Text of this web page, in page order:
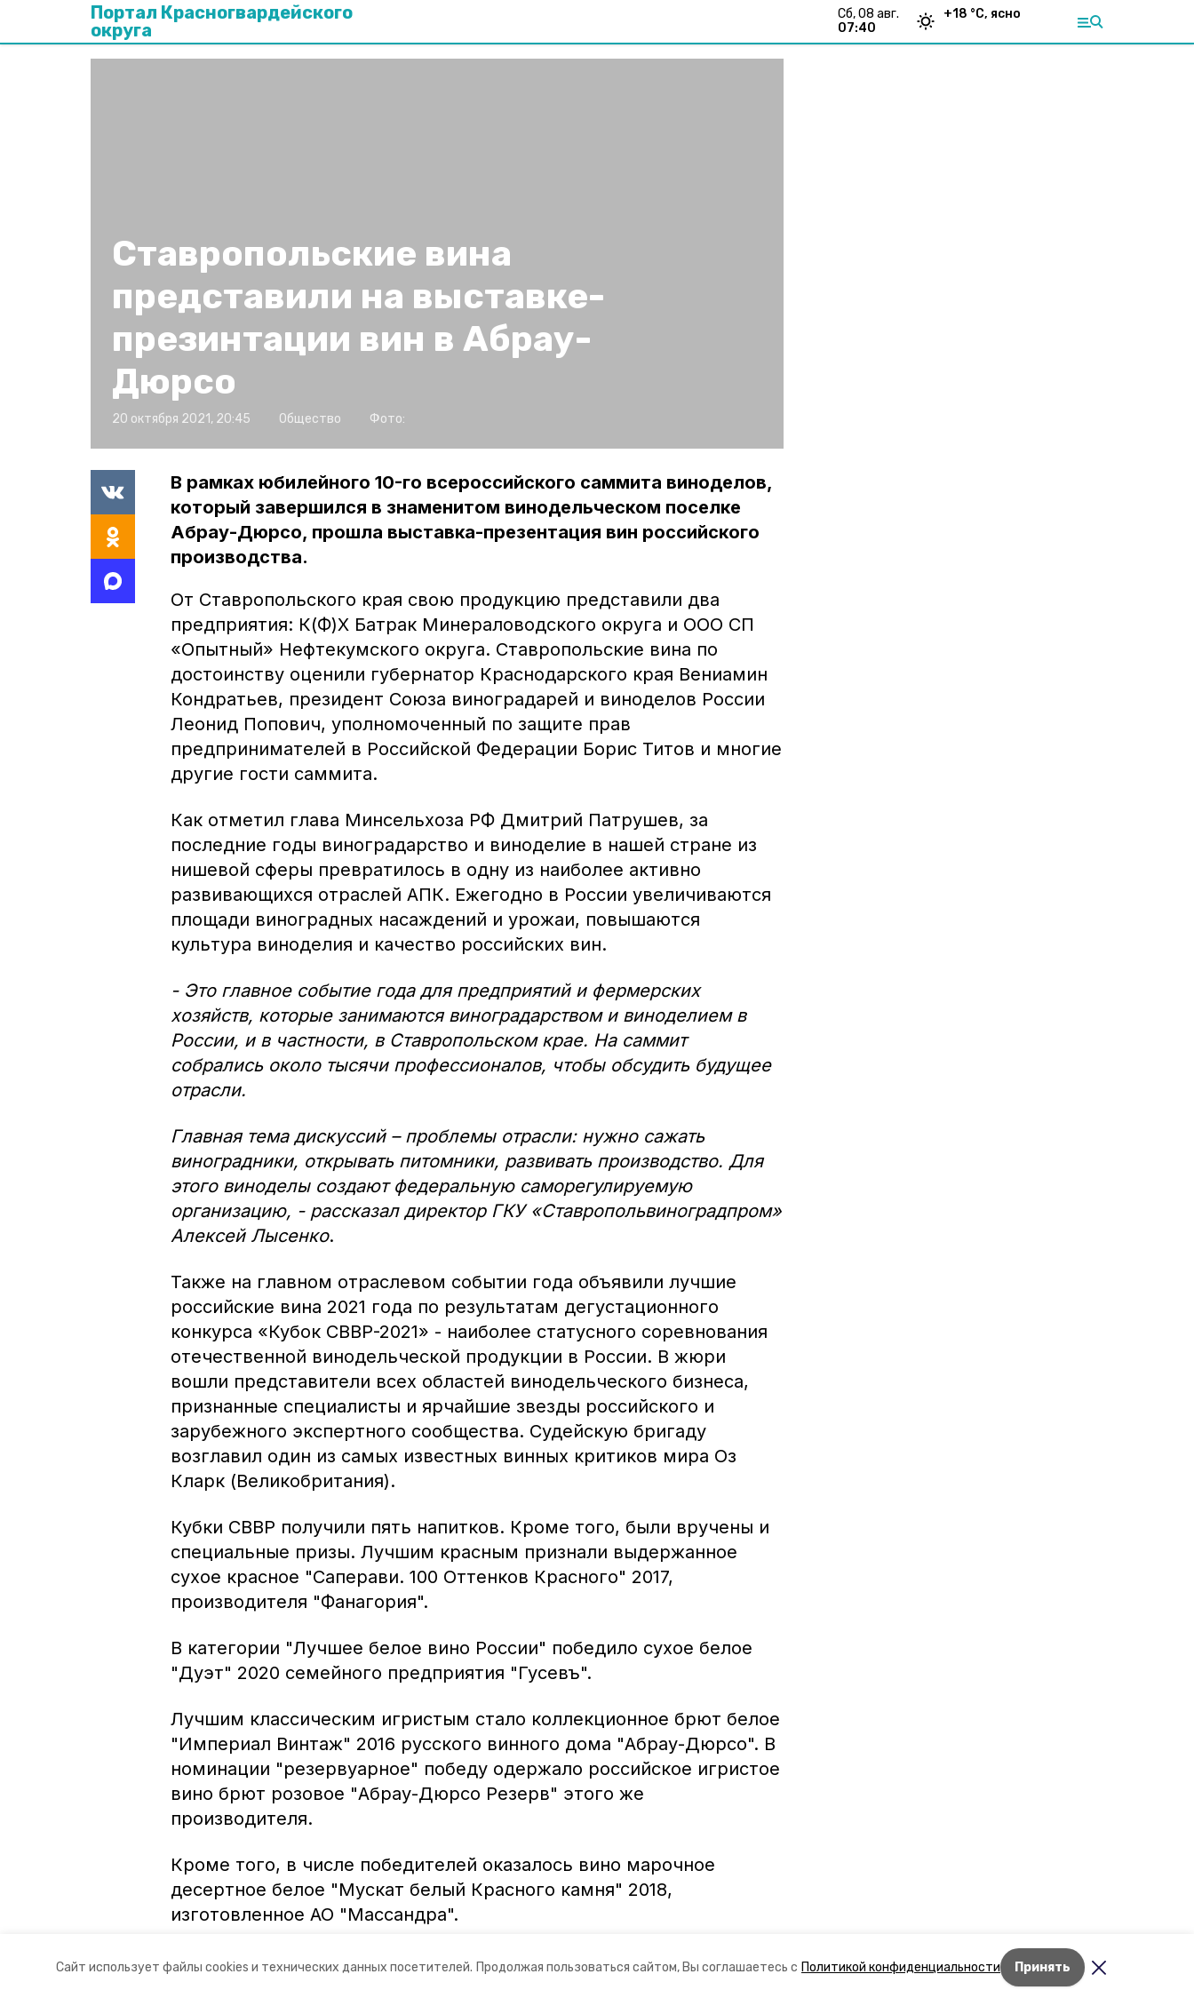
Сайт использует файлы cookies и технических данных посетителей. Продолжая пользоваться сайтом, Вы соглашаетесь с Политикой конфиденциальности Принять
Портал Красногвардейского
округа
сб, 08 авг.
07:40
+18 °С, ясно
Лента новостей
Ставропольские вина
представили на выставке-
презинтации вин в Абрау-
Дюрсо
20 октября 2021, 20:45 Общество Фото:
В рамках юбилейного 10-го всероссийского саммита виноделов,
который завершился в знаменитом винодельческом поселке
Абрау-Дюрсо, прошла выставка-презентация вин российского
производства.
От Ставропольского края свою продукцию представили два
предприятия: К(Ф)Х Батрак Минераловодского округа и ООО СП
«Опытный» Нефтекумского округа. Ставропольские вина по
достоинству оценили губернатор Краснодарского края Вениамин
Кондратьев, президент Союза виноградарей и виноделов России
Леонид Попович, уполномоченный по защите прав
предпринимателей в Российской Федерации Борис Титов и многие
другие гости саммита.
Как отметил глава Минсельхоза РФ Дмитрий Патрушев, за
последние годы виноградарство и виноделие в нашей стране из
нишевой сферы превратилось в одну из наиболее активно
развивающихся отраслей АПК. Ежегодно в России увеличиваются
площади виноградных насаждений и урожаи, повышаются
культура виноделия и качество российских вин.
- Это главное событие года для предприятий и фермерских
хозяйств, которые занимаются виноградарством и виноделием в
России, и в частности, в Ставропольском крае. На саммит
собрались около тысячи профессионалов, чтобы обсудить будущее
отрасли.
Главная тема дискуссий – проблемы отрасли: нужно сажать
виноградники, открывать питомники, развивать производство. Для
этого виноделы создают федеральную саморегулируемую
организацию, - рассказал директор ГКУ «Ставропольвиноградпром»
Алексей Лысенко.
Также на главном отраслевом событии года объявили лучшие
российские вина 2021 года по результатам дегустационного
конкурса «Кубок СВВР-2021» - наиболее статусного соревнования
отечественной винодельческой продукции в России. В жюри
вошли представители всех областей винодельческого бизнеса,
признанные специалисты и ярчайшие звезды российского и
зарубежного экспертного сообщества. Судейскую бригаду
возглавил один из самых известных винных критиков мира Оз
Кларк (Великобритания).
Кубки СВВР получили пять напитков. Кроме того, были вручены и
специальные призы. Лучшим красным признали выдержанное
сухое красное "Саперави. 100 Оттенков Красного" 2017,
производителя "Фанагория".
В категории "Лучшее белое вино России" победило сухое белое
"Дуэт" 2020 семейного предприятия "Гусевъ".
Лучшим классическим игристым стало коллекционное брют белое
"Империал Винтаж" 2016 русского винного дома "Абрау-Дюрсо". В
номинации "резервуарное" победу одержало российское игристое
вино брют розовое "Абрау-Дюрсо Резерв" этого же
производителя.
Кроме того, в числе победителей оказалось вино марочное
десертное белое "Мускат белый Красного камня" 2018,
изготовленное АО "Массандра".